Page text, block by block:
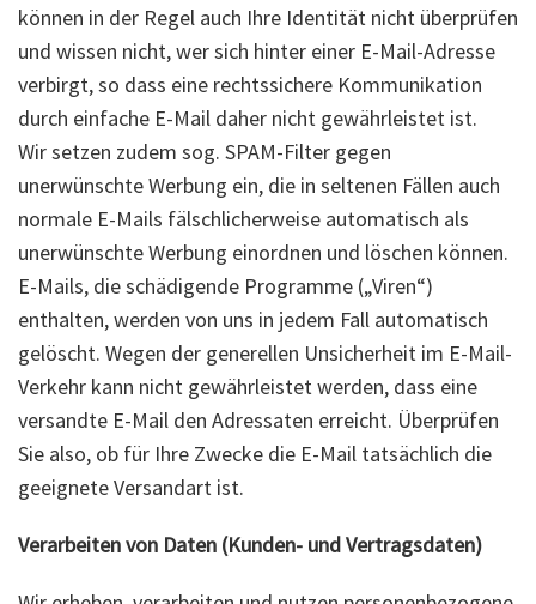
können in der Regel auch Ihre Identität nicht überprüfen
und wissen nicht, wer sich hinter einer E-Mail-Adresse
verbirgt, so dass eine rechtssichere Kommunikation
durch einfache E-Mail daher nicht gewährleistet ist.
Wir setzen zudem sog. SPAM-Filter gegen
unerwünschte Werbung ein, die in seltenen Fällen auch
normale E-Mails fälschlicherweise automatisch als
unerwünschte Werbung einordnen und löschen können.
E-Mails, die schädigende Programme („Viren“)
enthalten, werden von uns in jedem Fall automatisch
gelöscht. Wegen der generellen Unsicherheit im E-Mail-
Verkehr kann nicht gewährleistet werden, dass eine
versandte E-Mail den Adressaten erreicht. Überprüfen
Sie also, ob für Ihre Zwecke die E-Mail tatsächlich die
geeignete Versandart ist.
Verarbeiten von Daten (Kunden- und Vertragsdaten)